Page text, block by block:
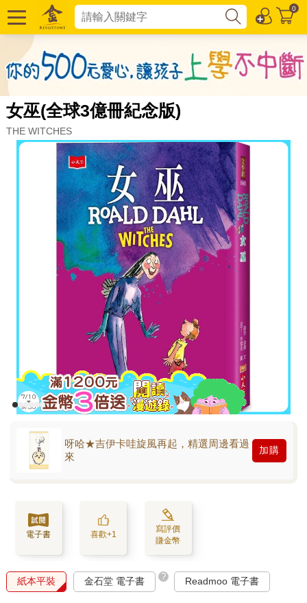
0
女巫(全球3億冊紀念版)
THE WITCHES
呀哈★吉伊卡哇旋風再起，精選周邊看過
來
加購
電子書 喜歡+1
寫評價
賺金幣
紙本平裝 金石堂 電子書 ? Readmoo 電子書